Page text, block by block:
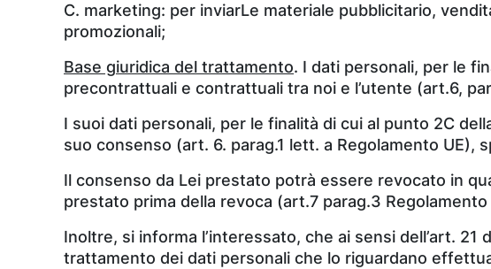
C. marketing: per inviarLe materiale pubblicitario,
promozionali;
Base giuridica del trattamento. I dati personali, per le
precontrattuali e contrattuali tra noi e l’utente (art.6,
I suoi dati personali, per le finalità di cui al punto 2C
suo consenso (art. 6. parag.1 lett. a Regolamento
Il consenso da Lei prestato potrà essere revocato in
prestato prima della revoca (art.7 parag.3 Regolamento
Inoltre, si informa l’interessato, che ai sensi dell’art.
trattamento dei dati personali che lo riguardano